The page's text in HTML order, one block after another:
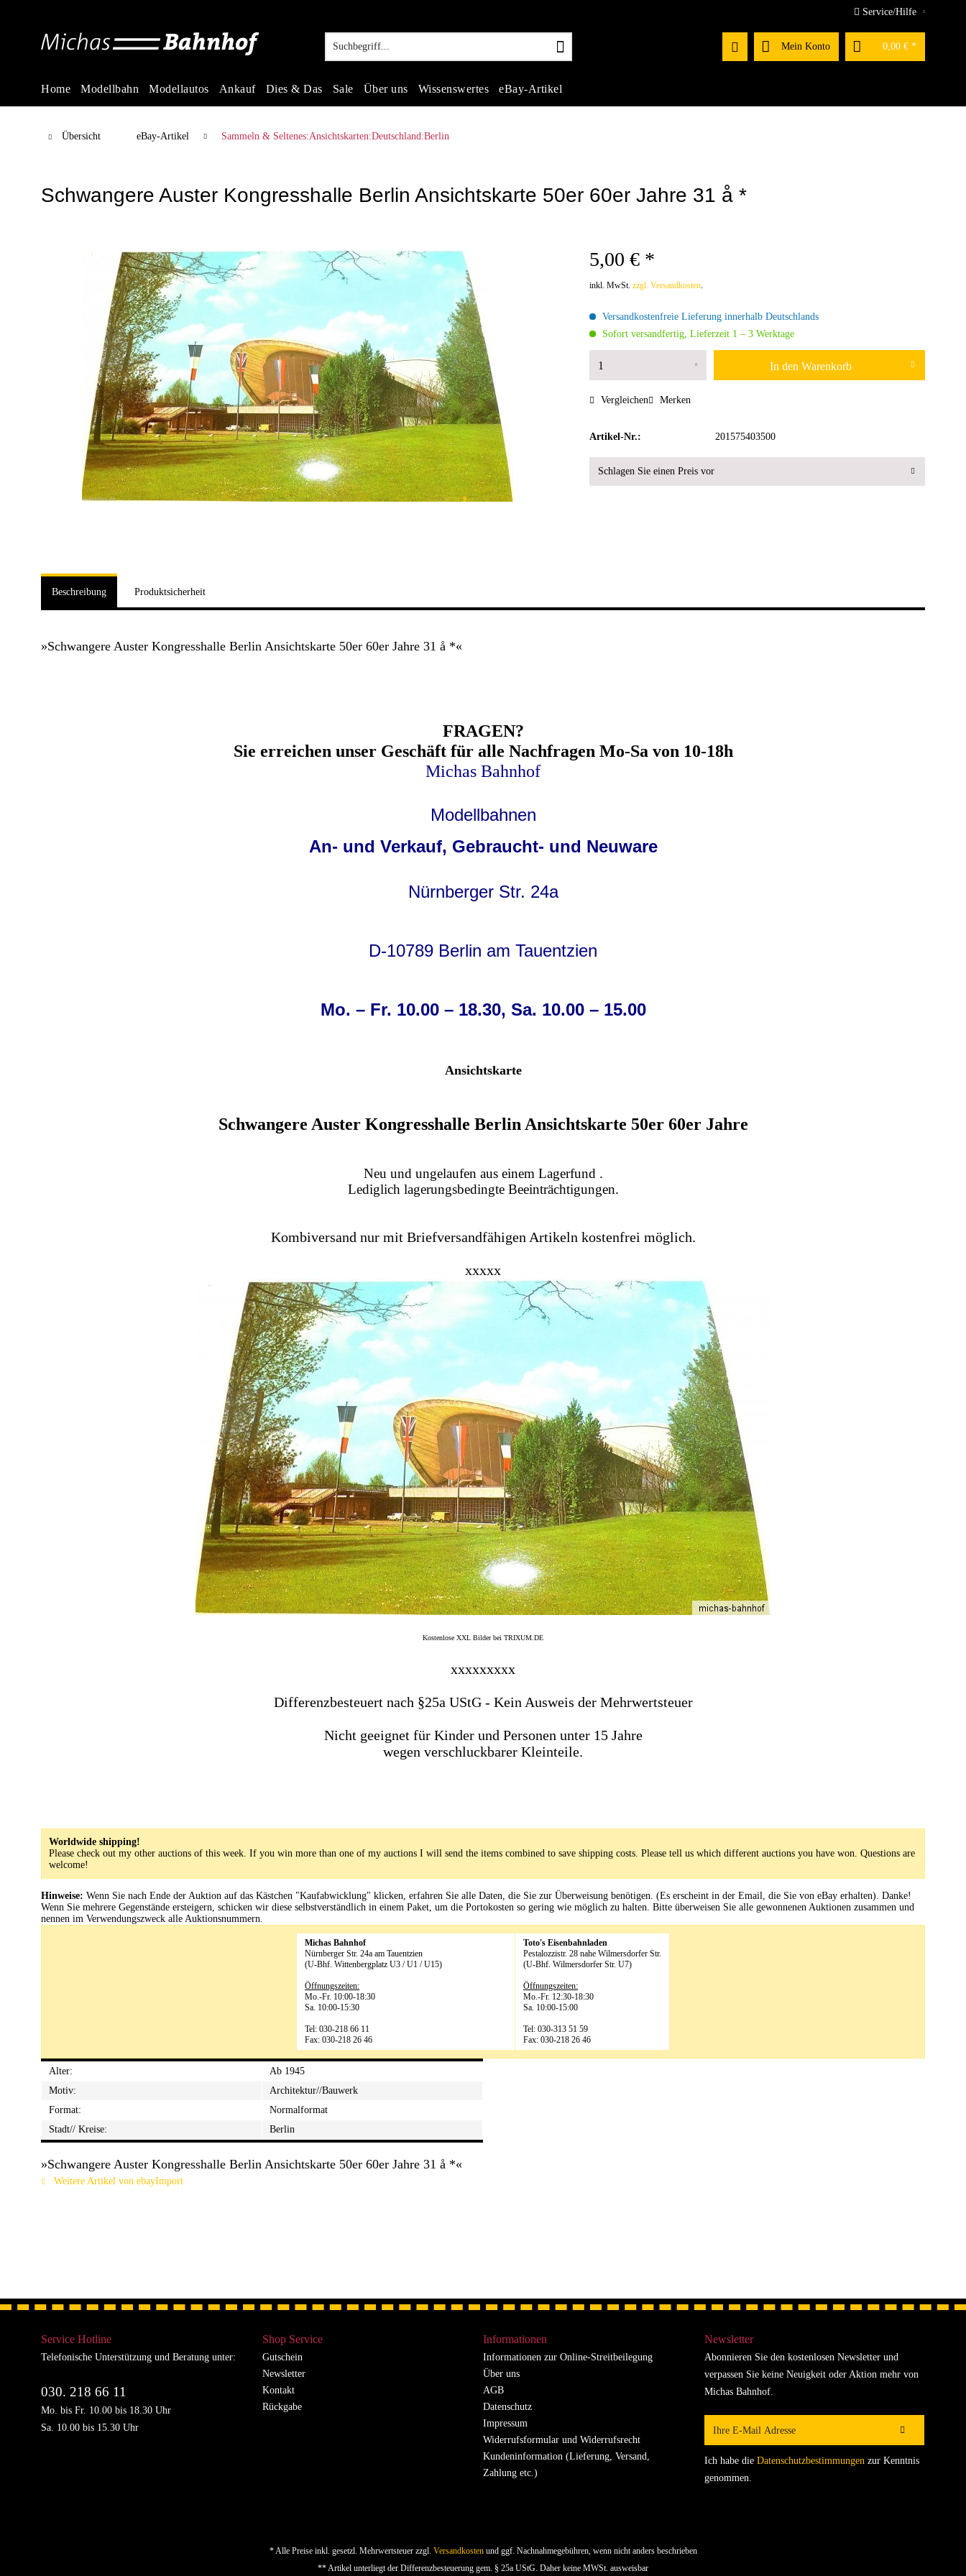
Service/Hilfe
Mein Konto 0,00 € *
Home Modellbahn Modellautos Ankauf Dies & Das Sale Über uns Wissenswertes eBay-Artikel
Übersicht eBay-Artikel Sammeln & Seltenes:Ansichtskarten:Deutschland:Berlin
Schwangere Auster Kongresshalle Berlin Ansichtskarte 50er 60er Jahre 31 å *
5,00 € *
inkl. MwSt. zzgl. Versandkosten.
Versandkostenfreie Lieferung innerhalb Deutschlands
Sofort versandfertig, Lieferzeit 1 – 3 Werktage
In den Warenkorb
Vergleichen Merken
Artikel-Nr.: 201575403500
Schlagen Sie einen Preis vor
Beschreibung Produktsicherheit
»Schwangere Auster Kongresshalle Berlin Ansichtskarte 50er 60er Jahre 31 å *«
FRAGEN?
Sie erreichen unser Geschäft für alle Nachfragen Mo-Sa von 10-18h
Michas Bahnhof
Modellbahnen
An- und Verkauf, Gebraucht- und Neuware
Nürnberger Str. 24a
D-10789 Berlin am Tauentzien
Mo. – Fr. 10.00 – 18.30, Sa. 10.00 – 15.00
Ansichtskarte
Schwangere Auster Kongresshalle Berlin Ansichtskarte 50er 60er Jahre
Neu und ungelaufen aus einem Lagerfund .
Lediglich lagerungsbedingte Beeinträchtigungen.
Kombiversand nur mit Briefversandfähigen Artikeln kostenfrei möglich.
xxxxx
Kostenlose XXL Bilder bei TRIXUM.DE
xxxxxxxxx
Differenzbesteuert nach §25a UStG - Kein Ausweis der Mehrwertsteuer
Nicht geeignet für Kinder und Personen unter 15 Jahre
wegen verschluckbarer Kleinteile.
Worldwide shipping!
Please check out my other auctions of this week. If you win more than one of my auctions I will send the items combined to save shipping costs. Please tell us which different auctions you have won. Questions are
welcome!
Hinweise: Wenn Sie nach Ende der Auktion auf das Kästchen "Kaufabwicklung" klicken, erfahren Sie alle Daten, die Sie zur Überweisung benötigen. (Es erscheint in der Email, die Sie von eBay erhalten). Danke!
Wenn Sie mehrere Gegenstände ersteigern, schicken wir diese selbstverständlich in einem Paket, um die Portokosten so gering wie möglich zu halten. Bitte überweisen Sie alle gewonnenen Auktionen zusammen und
nennen im Verwendungszweck alle Auktionsnummern.
Michas Bahnhof
Nürnberger Str. 24a am Tauentzien
(U-Bhf. Wittenbergplatz U3 / U1 / U15)
Öffnungszeiten:
Mo.-Fr. 10:00-18:30
Sa. 10:00-15:30
Tel: 030-218 66 11
Fax: 030-218 26 46
Toto's Eisenbahnladen
Pestalozzistr. 28 nahe Wilmersdorfer Str.
(U-Bhf. Wilmersdorfer Str. U7)
Öffnungszeiten:
Mo.-Fr. 12:30-18:30
Sa. 10:00-15:00
Tel: 030-313 51 59
Fax: 030-218 26 46
Alter:
Ab 1945
Motiv:
Architektur//Bauwerk
Format:
Normalformat
Stadt// Kreise:
Berlin
»Schwangere Auster Kongresshalle Berlin Ansichtskarte 50er 60er Jahre 31 å *«
Weitere Artikel von ebayImport
Service Hotline
Telefonische Unterstützung und Beratung unter:
030. 218 66 11
Mo. bis Fr. 10.00 bis 18.30 Uhr
Sa. 10.00 bis 15.30 Uhr
Shop Service
Gutschein
Newsletter
Kontakt
Rückgabe
Informationen
Informationen zur Online-Streitbeilegung
Über uns
AGB
Datenschutz
Impressum
Widerrufsformular und Widerrufsrecht
Kundeninformation (Lieferung, Versand,
Zahlung etc.)
Newsletter
Abonnieren Sie den kostenlosen Newsletter und
verpassen Sie keine Neuigkeit oder Aktion mehr von
Michas Bahnhof.
Ich habe die Datenschutzbestimmungenzur Kenntnis
genommen.
* Alle Preise inkl. gesetzl. Mehrwertsteuer zzgl. Versandkostenund ggf. Nachnahmegebühren, wenn nicht anders beschrieben
** Artikel unterliegt der Differenzbesteuerung gem. § 25a UStG. Daher keine MWSt. ausweisbar